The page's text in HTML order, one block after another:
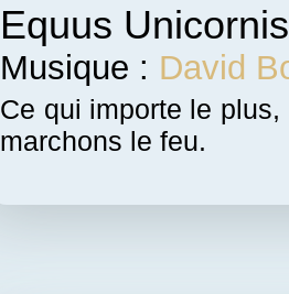
Equus Unicornis
Musique : David
Ce qui importe le
marchons le feu.